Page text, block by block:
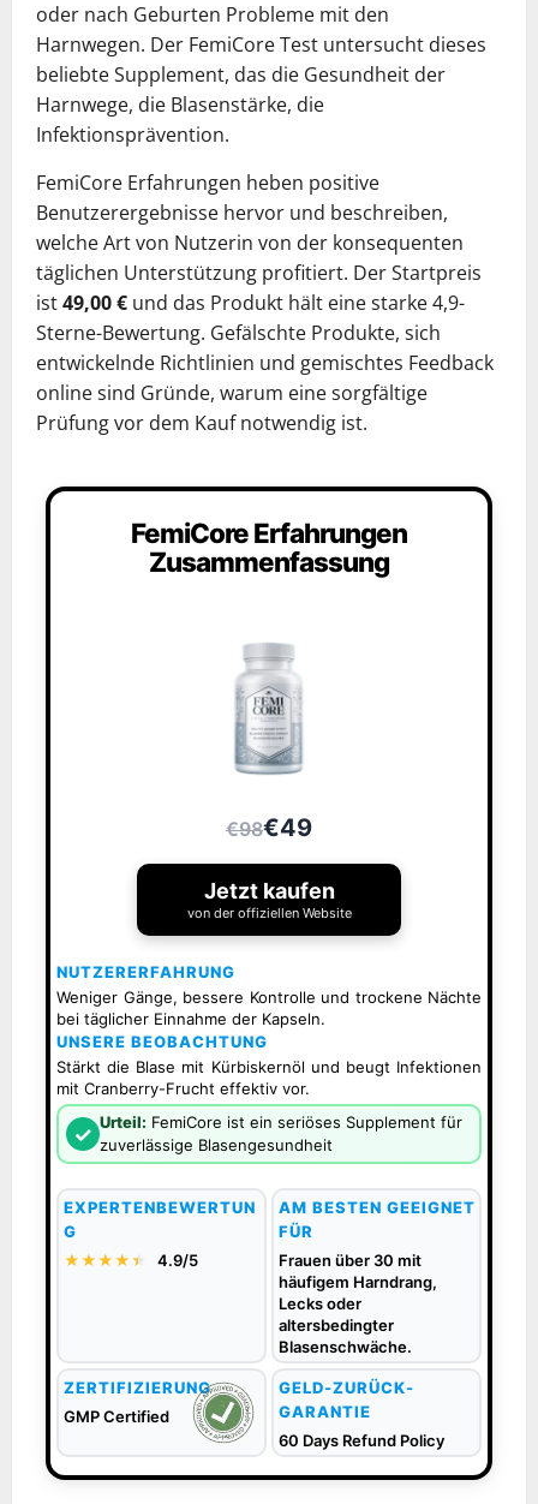
oder nach Geburten Probleme mit den
Harnwegen. Der FemiCore Test untersucht dieses
beliebte Supplement, das die Gesundheit der
Harnwege, die Blasenstärke, die
Infektionsprävention.
FemiCore Erfahrungen heben positive
Benutzerergebnisse hervor und beschreiben,
welche Art von Nutzerin von der konsequenten
täglichen Unterstützung profitiert. Der Startpreis
ist49,00 € und das Produkt hält eine starke 4,9-
Sterne-Bewertung. Gefälschte Produkte, sich
entwickelnde Richtlinien und gemischtes Feedback
online sind Gründe, warum eine sorgfältige
Prüfung vor dem Kauf notwendig ist.
FemiCore Erfahrungen
Zusammenfassung
€98€49
Jetzt kaufen
von der offiziellen Website
NUTZERERFAHRUNG
Weniger Gänge, bessere Kontrolle und trockene Nächte
bei täglicher Einnahme der Kapseln.
UNSERE BEOBACHTUNG
Stärkt die Blase mit Kürbiskernöl und beugt Infektionen
mit Cranberry-Frucht effektiv vor.
✓ Urteil: FemiCore ist ein seriöses Supplement für
zuverlässige Blasengesundheit
EXPERTENBEWERTUN
G
★★★★★
★ 4.9/5
AM BESTEN GEEIGNET
FÜR
Frauen über 30 mit
häufigem Harndrang,
Lecks oder
altersbedingter
Blasenschwäche.
ZERTIFIZIERUNG
GMP Certified
GELD-ZURÜCK-
GARANTIE
60 Days Refund Policy